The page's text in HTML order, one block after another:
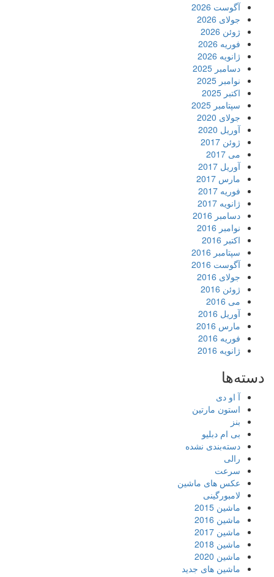
آگوست 2026
جولای 2026
ژوئن 2026
فوریه 2026
ژانویه 2026
دسامبر 2025
نوامبر 2025
اکتبر 2025
سپتامبر 2025
جولای 2020
آوریل 2020
ژوئن 2017
می 2017
آوریل 2017
مارس 2017
فوریه 2017
ژانویه 2017
دسامبر 2016
نوامبر 2016
اکتبر 2016
سپتامبر 2016
آگوست 2016
جولای 2016
ژوئن 2016
می 2016
آوریل 2016
مارس 2016
فوریه 2016
ژانویه 2016
دسته‌ها
آ او دی
استون مارتین
بنز
بی ام دبلیو
دسته‌بندی نشده
رالی
سرعت
عکس های ماشین
لامبورگینی
ماشین 2015
ماشین 2016
ماشین 2017
ماشین 2018
ماشین 2020
ماشین های جدید